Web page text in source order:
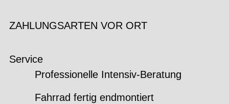
ZAHLUNGSARTEN VOR ORT
Service
Professionelle Intensiv-Beratung
Fahrrad fertig endmontiert